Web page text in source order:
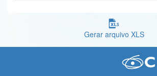
Gerar arquivo XLS